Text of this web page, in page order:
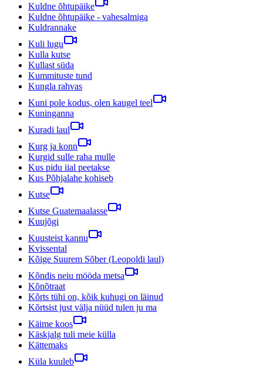
Kuldne õhtupäike
Kuldne õhtupäike - vahesalmiga
Kuldrannake
Kuli lugu
Kulla kutse
Kullast süda
Kummituste tund
Kungla rahvas
Kuni pole kodus, olen kaugel teel
Kuninganna
Kuradi laul
Kurg ja konn
Kurgid sulle raha mulle
Kus pidu iial peetakse
Kus Põhjalahe kohiseb
Kutse
Kutse Guatemaalasse
Kuujõgi
Kuusteist kannu
Kvissental
Kõige Suurem Sõber (Leopoldi laul)
Kõndis neiu mööda metsa
Kõnõtraat
Kõrts tühi on, kõik kuhugi on läinud
Kõrtsist just välja nüüd tulen ju ma
Käime koos
Käskjalg tuli meie külla
Kättemaks
Küla kuuleb